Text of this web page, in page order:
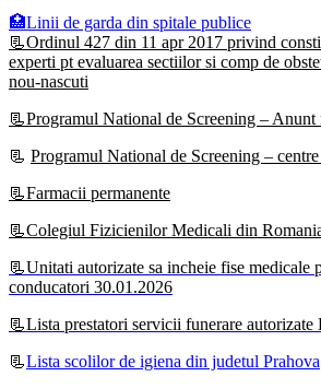
🏥Linii de garda din spitale publice
📃Ordinul 427 din 11 apr 2017 privind
experti pt evaluarea sectiilor si comp de
nou-nascuti
📃Programul National de Screening –
📃 Programul National de Screening –
📃Farmacii permanente
📃Colegiul Fizicienilor Medicali din
📃Unitati autorizate sa incheie fise medicale
conducatori 30.01.2026
📃Lista prestatori servicii funerare autorizate
📃Lista scolilor de igiena din judetul Prahova